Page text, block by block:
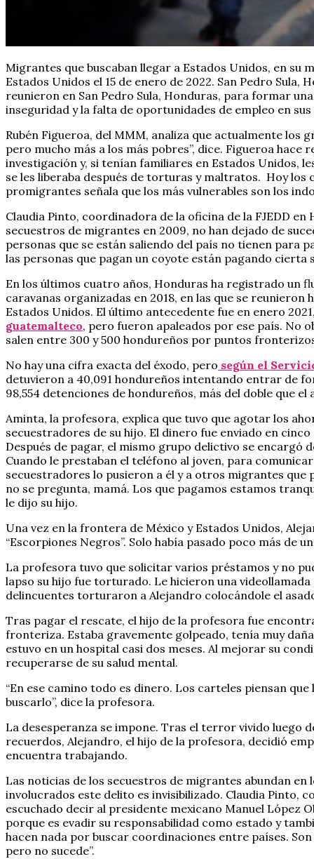
Migrantes que buscaban llegar a Estados Unidos, en su
Estados Unidos el 15 de enero de 2022. San Pedro
reunieron en San Pedro Sula, Honduras, para formar
inseguridad y la falta de oportunidades de empleo en
Rubén Figueroa, del MMM, analiza que actualmente los
pero mucho más a los más pobres”, dice. Figueroa hace
investigación y, si tenían familiares en Estados Unidos,
se les liberaba después de torturas y maltratos. Hoy los
promigrantes señala que los más vulnerables son los
Claudia Pinto, coordinadora de la oficina de la FJEDD
secuestros de migrantes en 2009, no han dejado de
personas que se están saliendo del país no tienen para
las personas que pagan un coyote están pagando cierta
En los últimos cuatro años, Honduras ha registrado un
caravanas organizadas en 2018, en las que se
Estados Unidos. El último antecedente fue en enero
guatemalteco, pero fueron apaleados por ese país. No
salen entre 300 y 500 hondureños por puntos
No hay una cifra exacta del éxodo, pero según el
detuvieron a 40,091 hondureños intentando entrar de
98,554 detenciones de hondureños, más del doble que
Aminta, la profesora, explica que tuvo que agotar los
secuestradores de su hijo. El dinero fue enviado en
Después de pagar, el mismo grupo delictivo se
Cuando le prestaban el teléfono al joven, para
secuestradores lo pusieron a él y a otros migrantes que
no se pregunta, mamá. Los que pagamos estamos
le dijo su hijo.
Una vez en la frontera de México y Estados Unidos,
“Escorpiones Negros”. Solo había pasado poco más
La profesora tuvo que solicitar varios préstamos y no
lapso su hijo fue torturado. Le hicieron una
delincuentes torturaron a Alejandro colocándole el
Tras pagar el rescate, el hijo de la profesora fue
fronteriza. Estaba gravemente golpeado, tenía muy
estuvo en un hospital casi dos meses. Al mejorar su
recuperarse de su salud mental.
“En ese camino todo es dinero. Los carteles piensan
buscarlo”, dice la profesora.
La desesperanza se impone. Tras el terror vivido luego
recuerdos, Alejandro, el hijo de la profesora, decidió
encuentra trabajando.
Las noticias de los secuestros de migrantes abundan
involucrados este delito es invisibilizado. Claudia Pinto,
escuchado decir al presidente mexicano Manuel López
porque es evadir su responsabilidad como estado y
hacen nada por buscar coordinaciones entre países.
pero no sucede”.